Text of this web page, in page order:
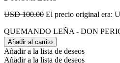
USD 100.00 El precio original era:
QUEMANDO LEÑA - DON
Añadir al carrito
Añadir a la lista de deseos
Añadir a la lista de deseos